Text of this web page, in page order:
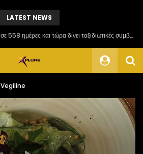
LATEST NEWS
Έκανε τον γύρο του κόσμου σε 558 ημέρες και τώρα δίνει ταξιδιωτικές συμβουλές
Vegiline